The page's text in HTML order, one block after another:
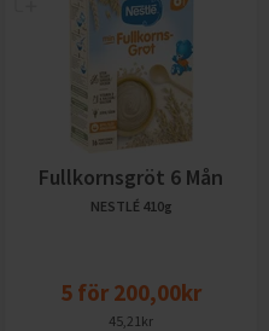
Fullkornsgröt 6 Mån
NESTLÉ 410g
5 för 200,00kr
45,21kr